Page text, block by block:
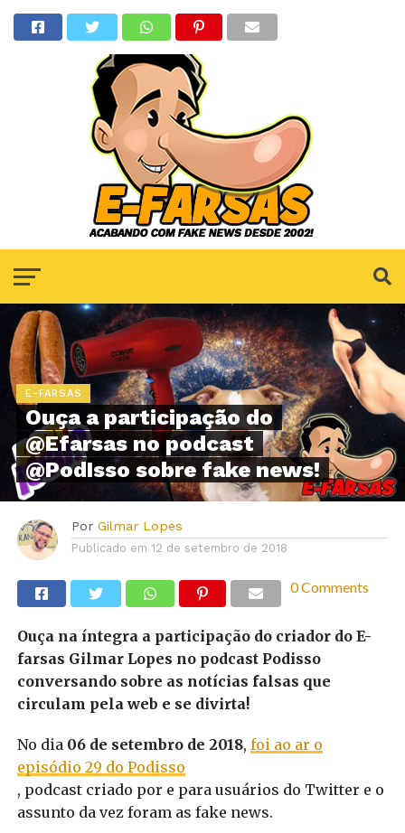
E-FARSAS
Ouça a participação do
@Efarsas no podcast
@PodIsso sobre fake news!
Por Gilmar Lopes
Publicado em 12 de setembro de 2018
0 Comments
Ouça na íntegra a participação do criador do E-
farsas Gilmar Lopes no podcast Podisso
conversando sobre as notícias falsas que
circulam pela web e se divirta!
No dia 06 de setembro de 2018, foi ao ar o
episódio 29 do Podisso
, podcast criado por e para usuários do Twitter e o
assunto da vez foram as fake news.